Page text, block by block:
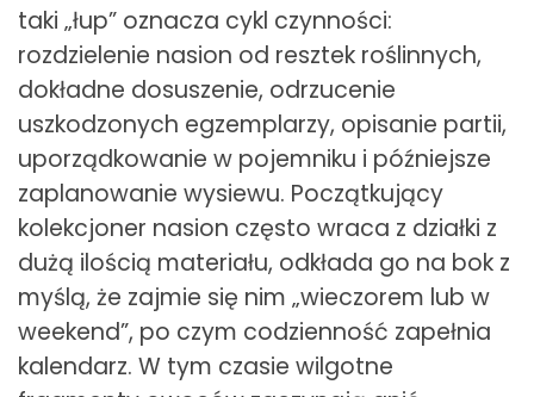
taki „łup” oznacza cykl czynności:
rozdzielenie nasion od resztek roślinnych,
dokładne dosuszenie, odrzucenie
uszkodzonych egzemplarzy, opisanie partii,
uporządkowanie w pojemniku i późniejsze
zaplanowanie wysiewu. Początkujący
kolekcjoner nasion często wraca z działki z
dużą ilością materiału, odkłada go na bok z
myślą, że zajmie się nim „wieczorem lub w
weekend”, po czym codzienność zapełnia
kalendarz. W tym czasie wilgotne